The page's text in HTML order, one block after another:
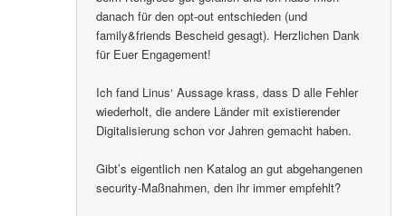
danach für den opt-out entschieden (und
family&friends Bescheid gesagt). Herzlichen Dank
für Euer Engagement!
Ich fand Linus‘ Aussage krass, dass D alle Fehler
wiederholt, die andere Länder mit existierender
Digitalisierung schon vor Jahren gemacht haben.
Gibt’s eigentlich nen Katalog an gut abgehangenen
security-Maßnahmen, den ihr immer empfehlt?